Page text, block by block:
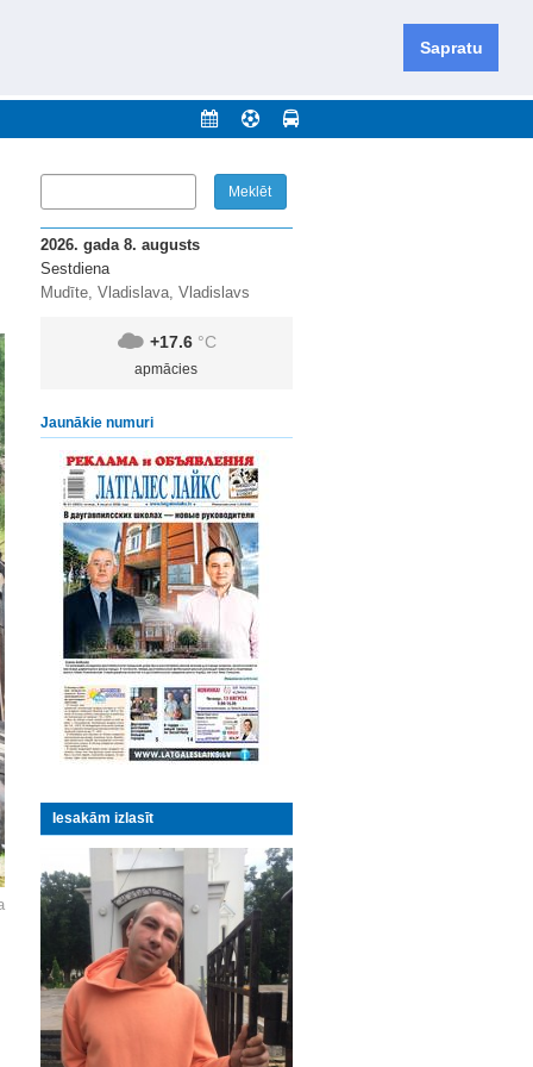
Sapratu
novadu un apkārtējos novadus un pilsētas.
2026. gada 8. augusts
Sestdiena
Mudīte, Vladislava, Vladislavs
+17.6 °C
apmācies
Jaunākie numuri
Iesakām izlasīt